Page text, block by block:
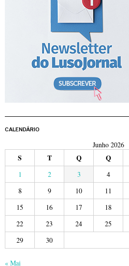
CALENDÁRIO
Junho 2026
S T Q Q
1 2 3 4
8
9 10 11
15
16 17 18
22
23 24 25
29
30
« Mai